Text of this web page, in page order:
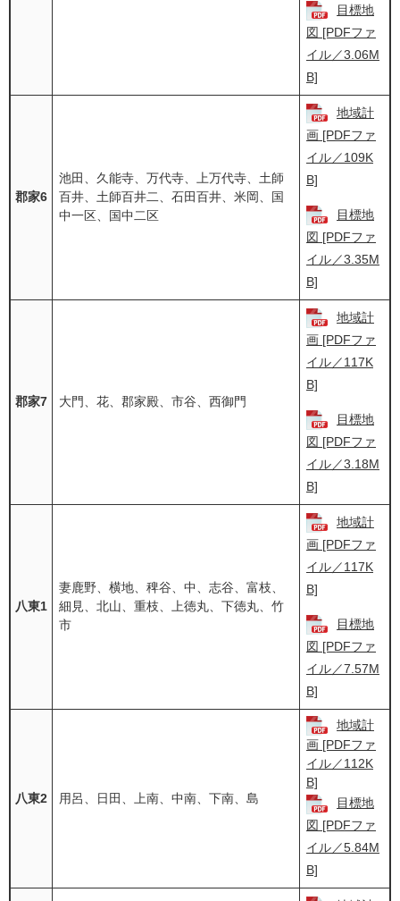
目標地
図 [PDFファ
イル／3.06M
B]
郡家6
池田、久能寺、万代寺、上万代寺、土師
百井、土師百井二、石田百井、米岡、国
中一区、国中二区
地域計
画 [PDFファ
イル／109K
B]
目標地
図 [PDFファ
イル／3.35M
B]
郡家7 大門、花、郡家殿、市谷、西御門
地域計
画 [PDFファ
イル／117K
B]
目標地
図 [PDFファ
イル／3.18M
B]
八東1
妻鹿野、横地、稗谷、中、志谷、富枝、
細見、北山、重枝、上徳丸、下徳丸、竹
市
地域計
画 [PDFファ
イル／117K
B]
目標地
図 [PDFファ
イル／7.57M
B]
八東2 用呂、日田、上南、中南、下南、島
地域計
画 [PDFファ
イル／112K
B]
目標地
図 [PDFファ
イル／5.84M
B]